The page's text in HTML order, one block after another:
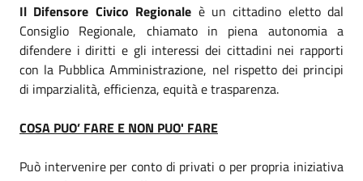
Il Difensore Civico Regionale è un cittadino eletto dal
Consiglio Regionale, chiamato in piena autonomia a
difendere i diritti e gli interessi dei cittadini nei rapporti
con la Pubblica Amministrazione, nel rispetto dei principi
di imparzialità, efficienza, equità e trasparenza.
COSA PUO’ FARE E NON PUO' FARE
Può intervenire per conto di privati o per propria iniziativa